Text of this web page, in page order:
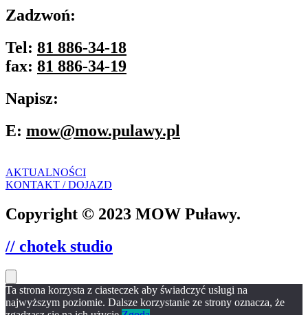
Zadzwoń:
Tel: 81 886-34-18
fax: 81 886-34-19
Napisz:
E: mow@mow.pulawy.pl
AKTUALNOŚCI
KONTAKT / DOJAZD
Copyright © 2023 MOW Puławy.
// chotek studio
Ta strona korzysta z ciasteczek aby świadczyć usługi na
najwyższym poziomie. Dalsze korzystanie ze strony oznacza, że